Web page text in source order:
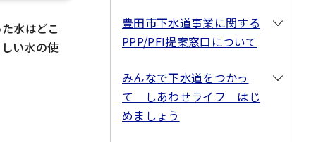
水はどこ
い水の使
豊田市下水道事業に関する
PPP/PFI提案窓口について
みんなで下水道をつかっ
て しあわせライフ はじ
めましょう